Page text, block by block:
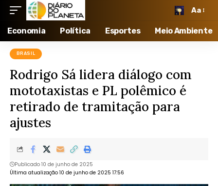
Aa
Economia Política Esportes Meio Ambiente
BRASIL
Rodrigo Sá lidera diálogo com
mototaxistas e PL polêmico é
retirado de tramitação para
ajustes
Última atualização 10 de junho de 2025 17:56
Publicado 10 de junho de 2025